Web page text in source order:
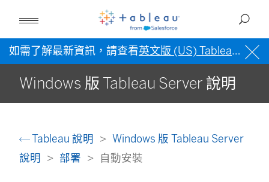
如需了解最新資訊，請查看英文版 (US) Tableau 說明
Windows 版 Tableau Server 說明
Tableau 說明
Windows 版 Tableau Server
說明
部署 自動安裝